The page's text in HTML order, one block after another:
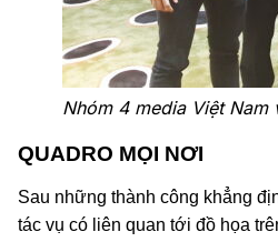
Nhóm 4 media Việt
QUADRO MỌI NƠI
Sau những thành công khẳng
tác vụ có liên quan tới đồ họa